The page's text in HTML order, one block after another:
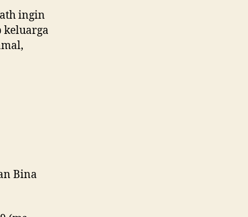
ingin
keluarga
Bina